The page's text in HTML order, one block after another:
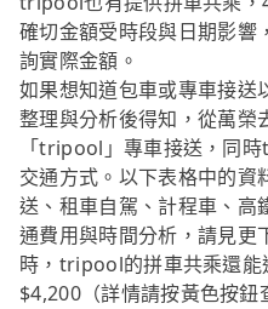
確切金額受時段與日期影響
詢實際金額。
如果想知道包車或專車接送
整理與分析後得知，從萬榮
「tripool」專車接送，同
交通方式。以下表格中的資
送、租車自駕、計程車、高
通費用與時間分析，請見更
時，tripool的拼車共乘還能
$4,200（詳情請按黃色按鈕